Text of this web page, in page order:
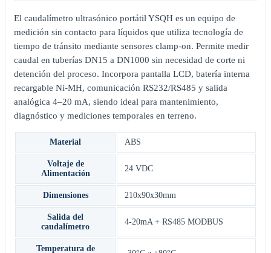
El caudalímetro ultrasónico portátil YSQH es un equipo de
medición sin contacto para líquidos que utiliza tecnología de
tiempo de tránsito mediante sensores clamp-on. Permite medir
caudal en tuberías DN15 a DN1000 sin necesidad de corte ni
detención del proceso. Incorpora pantalla LCD, batería interna
recargable Ni-MH, comunicación RS232/RS485 y salida
analógica 4–20 mA, siendo ideal para mantenimiento,
diagnóstico y mediciones temporales en terreno.
Material ABS
Voltaje de
Alimentación
24 VDC
Dimensiones 210x90x30mm
Salida del
caudalímetro
4-20mA + RS485 MODBUS
Temperatura de